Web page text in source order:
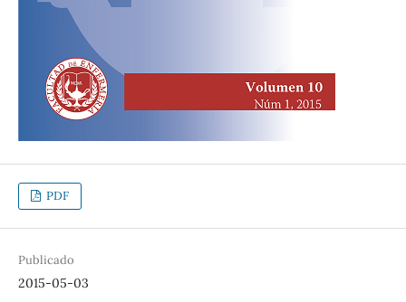
PDF
Publicado
2015-05-03